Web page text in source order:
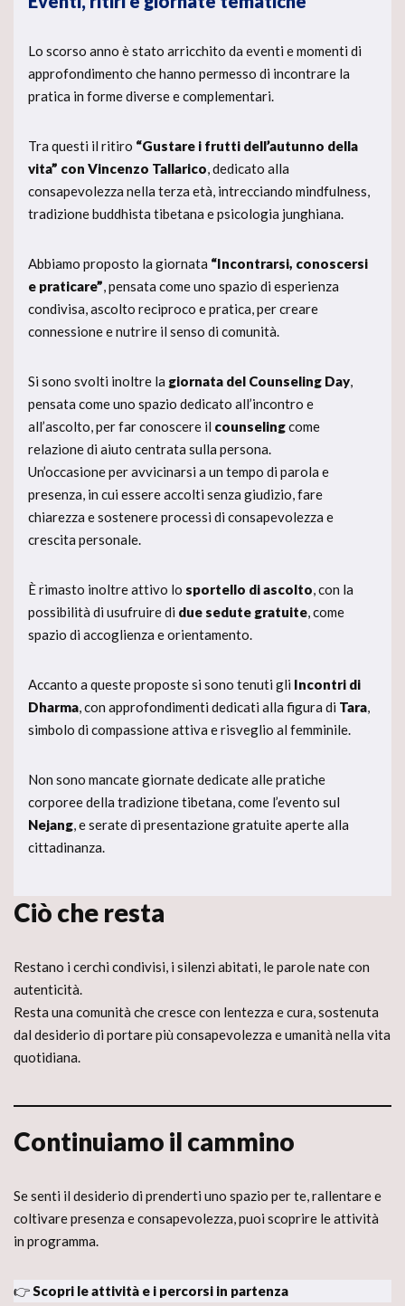
Lo scorso anno è stato arricchito da eventi e momenti di
approfondimento che hanno permesso di incontrare la
pratica in forme diverse e complementari.
Tra questi il ritiro “Gustare i frutti dell’autunno della
vita” con Vincenzo Tallarico, dedicato alla
consapevolezza nella terza età, intrecciando mindfulness,
tradizione buddhista tibetana e psicologia junghiana.
Abbiamo proposto la giornata “Incontrarsi, conoscersi
e praticare”, pensata come uno spazio di esperienza
condivisa, ascolto reciproco e pratica, per creare
connessione e nutrire il senso di comunità.
Si sono svolti inoltre la giornata del Counseling Day,
pensata come uno spazio dedicato all’incontro e
all’ascolto, per far conoscere il counselingcome
relazione di aiuto centrata sulla persona.
Un’occasione per avvicinarsi a un tempo di parola e
presenza, in cui essere accolti senza giudizio, fare
chiarezza e sostenere processi di consapevolezza e
crescita personale.
È rimasto inoltre attivo lo sportello di ascolto, con la
possibilità di usufruire di due sedute gratuite, come
spazio di accoglienza e orientamento.
Accanto a queste proposte si sono tenuti gli Incontri di
Dharma, con approfondimenti dedicati alla figura di Tara,
simbolo di compassione attiva e risveglio al femminile.
Non sono mancate giornate dedicate alle pratiche
corporee della tradizione tibetana, come l’evento sul
Nejang, e serate di presentazione gratuite aperte alla
cittadinanza.
Ciò che resta
Restano i cerchi condivisi, i silenzi abitati, le parole nate con
autenticità.
Resta una comunità che cresce con lentezza e cura, sostenuta
dal desiderio di portare più consapevolezza e umanità nella vita
quotidiana.
Continuiamo il cammino
Se senti il desiderio di prenderti uno spazio per te, rallentare e
coltivare presenza e consapevolezza, puoi scoprire le attività
in programma.
👉 Scopri le attività e i percorsi in partenza